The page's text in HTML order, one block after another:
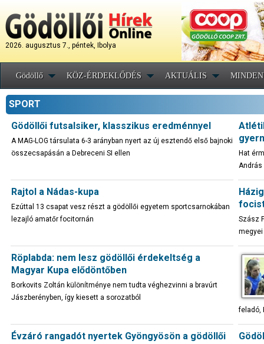
2026. augusztus 7., péntek, Ibolya
Gödöllő KÖZ-ÉRDEKLŐDÉS AKTUÁLIS
SPORT
Gödöllői futsalsiker, klasszikus eredménnyel
A MAG-LOG társulata 6-3 arányban nyert az új esztendő első bajnoki
összecsapásán a Debreceni SI ellen
Hat
András
Rajtol a Nádas-kupa
Ezúttal 13 csapat vesz részt a gödöllői egyetem sportcsarnokában
lezajló amatőr focitornán
Szász
Röplabda: nem lesz gödöllői érdekeltség a
Magyar Kupa elődöntőben
Borkovits Zoltán különítménye nem tudta véghezvinni a bravúrt
Jászberényben, így kiesett a sorozatból
feladó,
Évzáró rangadót nyertek Gyöngyösön a gödöllői